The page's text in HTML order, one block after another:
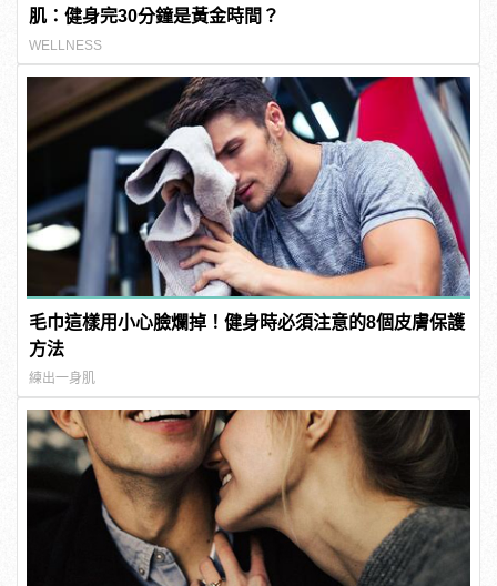
肌：健身完30分鐘是黃金時間？
WELLNESS
毛巾這樣用小心臉爛掉！健身時必須注意的8個皮膚保護
方法
練出一身肌